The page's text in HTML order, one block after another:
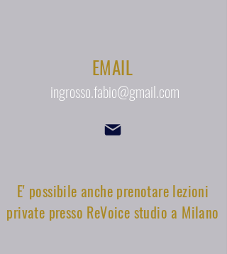
EMAIL
ingrosso.fabio@gmail.com
E' possibile anche prenotare lezioni
private presso ReVoice studio a Milano